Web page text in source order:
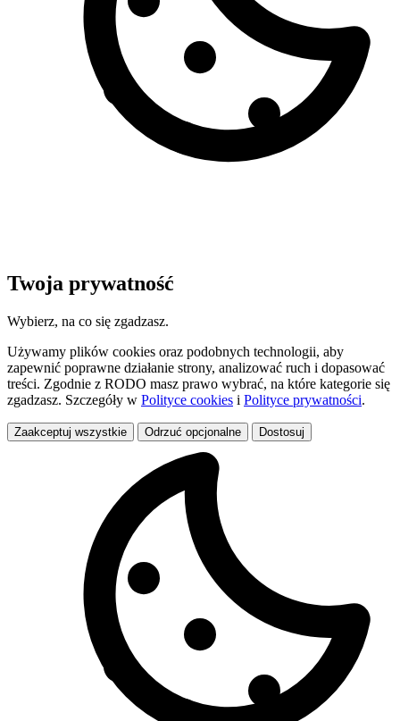
Twoja prywatność
Wybierz, na co się zgadzasz.
Używamy plików cookies oraz podobnych technologii, aby
zapewnić poprawne działanie strony, analizować ruch i dopasować
treści. Zgodnie z RODO masz prawo wybrać, na które kategorie się
zgadzasz. Szczegóły w Polityce cookies i Polityce prywatności.
Zaakceptuj wszystkie Odrzuć opcjonalne Dostosuj